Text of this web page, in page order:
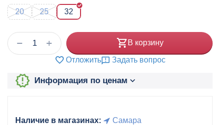
20
25 32
+
− В корзину
Отложить Задать вопрос
Информация по ценам
Наличие в магазинах:
Самара